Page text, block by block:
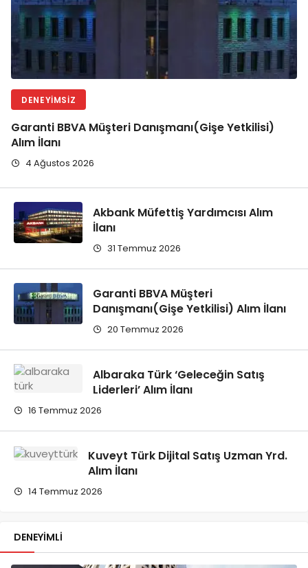
DENEYIMSIZ
Garanti BBVA Müşteri Danışmanı(Gişe Yetkilisi)
Alım İlanı
4 Ağustos 2026
Akbank Müfettiş Yardımcısı Alım
İlanı
31 Temmuz 2026
Garanti BBVA Müşteri
Danışmanı(Gişe Yetkilisi) Alım İlanı
20 Temmuz 2026
Albaraka Türk ‘Geleceğin Satış
Liderleri’ Alım İlanı
16 Temmuz 2026
Kuveyt Türk Dijital Satış Uzman Yrd.
Alım İlanı
14 Temmuz 2026
DENEYIMLI